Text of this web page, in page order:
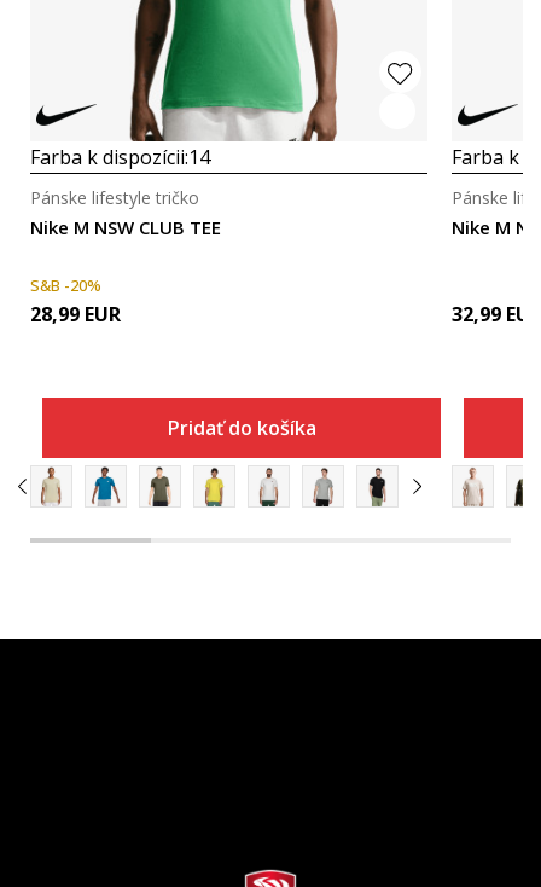
Farba k dispozícii:14
Nike M NSW CLUB TEE
Pánske lifestyle tričko
S&B -20%
28,99 EUR
Pridať do košíka
Farba k
Nike M NK
Pánske
32,99 EUR